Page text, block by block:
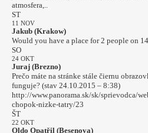
atmosfera,..
ST
11 NOV
Jakub (Krakow)
Would you have a place for 2 people on
SO
24 OKT
Juraj (Brezno)
Prečo máte na stránke stále čiernu
funguje? (stav 24.10.2015 – 8:38)
http://www.panorama.sk/sk/sprievodca/
chopok-nizke-tatry/23
ŠT
22 OKT
Oldo Opatřil (Besenova)